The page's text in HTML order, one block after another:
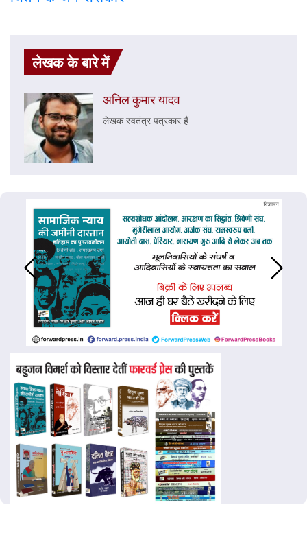
लेखक के बारे में
अनिल कुमार यादव
लेखक स्वतंत्र पत्रकार हैं